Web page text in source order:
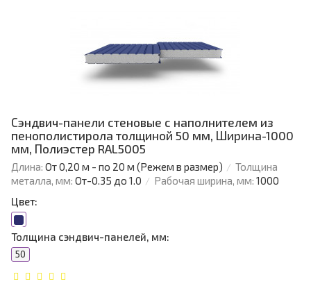
Сэндвич-панели стеновые с наполнителем из
пенополистирола толщиной 50 мм, Ширина-1000
мм, Полиэстер RAL5005
Длина: От 0,20 м - по 20 м (Режем в размер)
Толщина
металла, мм: От-0.35 до 1.0 Рабочая ширина, мм: 1000
Цвет:
Толщина сэндвич-панелей, мм:
50